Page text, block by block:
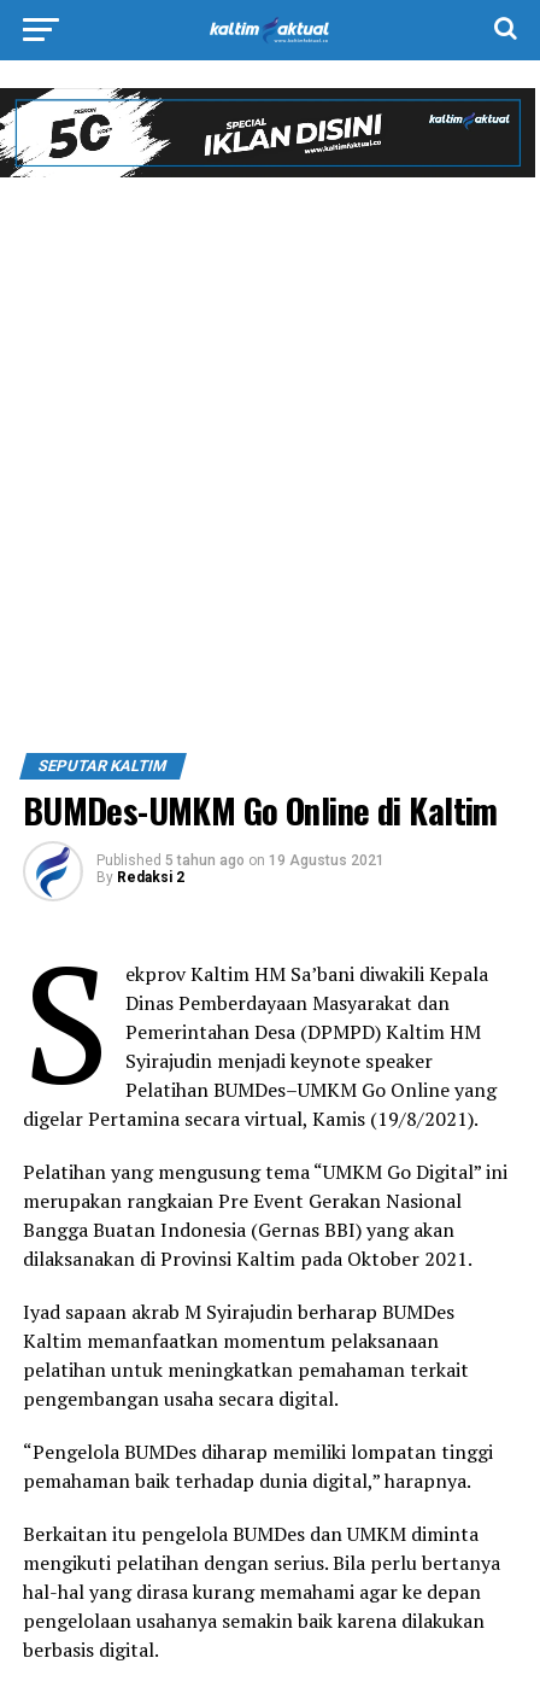
SEPUTAR KALTIM
BUMDes-UMKM Go Online di Kaltim
Published 5 tahun ago on 19 Agustus 2021
By Redaksi 2
S
ekprov Kaltim HM Sa’bani diwakili Kepala
Dinas Pemberdayaan Masyarakat dan
Pemerintahan Desa (DPMPD) Kaltim HM
Syirajudin menjadi keynote speaker
Pelatihan BUMDes–UMKM Go Online yang
digelar Pertamina secara virtual, Kamis (19/8/2021).
Pelatihan yang mengusung tema “UMKM Go Digital” ini
merupakan rangkaian Pre Event Gerakan Nasional
Bangga Buatan Indonesia (Gernas BBI) yang akan
dilaksanakan di Provinsi Kaltim pada Oktober 2021.
Iyad sapaan akrab M Syirajudin berharap BUMDes
Kaltim memanfaatkan momentum pelaksanaan
pelatihan untuk meningkatkan pemahaman terkait
pengembangan usaha secara digital.
“Pengelola BUMDes diharap memiliki lompatan tinggi
pemahaman baik terhadap dunia digital,” harapnya.
Berkaitan itu pengelola BUMDes dan UMKM diminta
mengikuti pelatihan dengan serius. Bila perlu bertanya
hal-hal yang dirasa kurang memahami agar ke depan
pengelolaan usahanya semakin baik karena dilakukan
berbasis digital.